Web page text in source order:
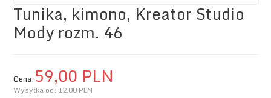
Tunika, kimono, Kreator Studio
Mody rozm. 46
Cena:59,00 PLN
Wysyłka od: 12.00 PLN